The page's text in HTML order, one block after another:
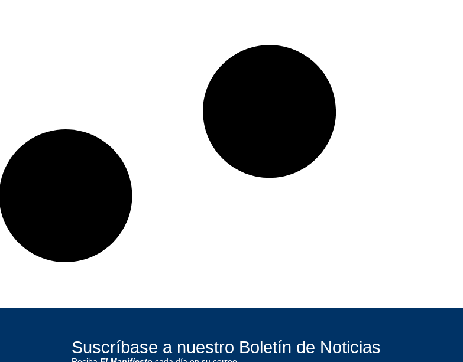
Suscríbase a nuestro Boletín de Noticias